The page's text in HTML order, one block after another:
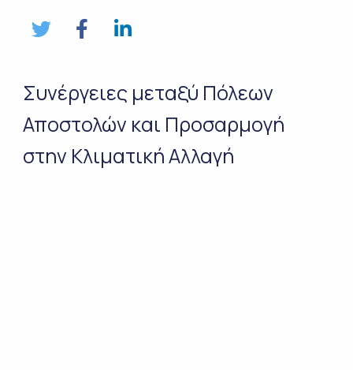
Συνέργειες μεταξύ Πόλεων
Αποστολών και Προσαρμογή
στην Κλιματική Αλλαγή